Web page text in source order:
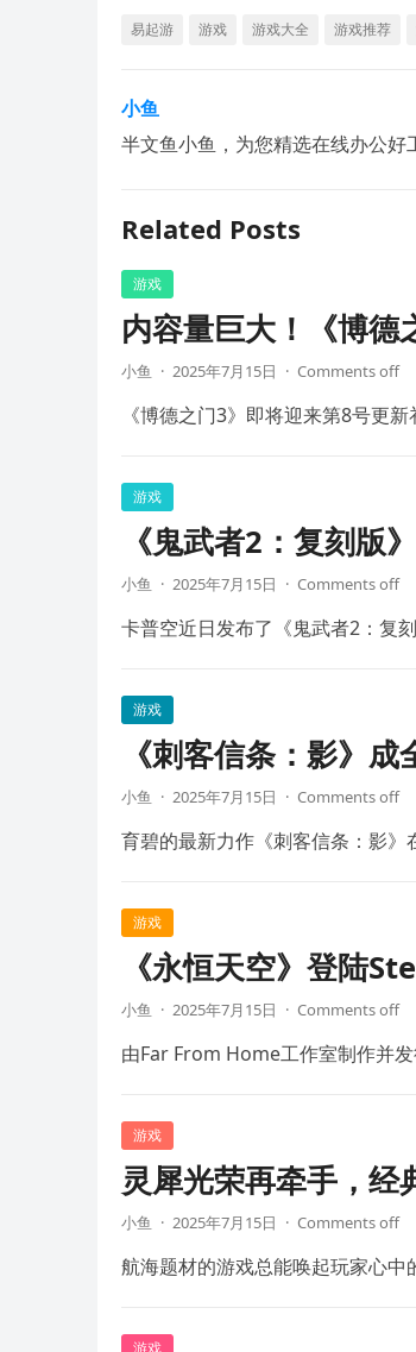
易起游 游戏 游戏大全 游戏推荐
小鱼
半文鱼小鱼，为您精选在线办公好
Related Posts
游戏
内容量巨大！《博德
小鱼 · 2025年7月15日 · Comments off
《博德之门3》即将迎来第8号更
游戏
《鬼武者2：复刻版
小鱼 · 2025年7月15日 · Comments off
卡普空近日发布了《鬼武者2：复
游戏
《刺客信条：影》
小鱼 · 2025年7月15日 · Comments off
育碧的最新力作《刺客信条：影
游戏
《永恒天空》登陆
小鱼 · 2025年7月15日 · Comments off
由Far From Home工作室制作并
游戏
灵犀光荣再牵手，经
小鱼 · 2025年7月15日 · Comments off
航海题材的游戏总能唤起玩家心